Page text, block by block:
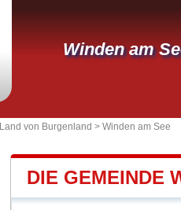
Winden am
Land von Burgenland > Winden am See
DIE GEMEINDE